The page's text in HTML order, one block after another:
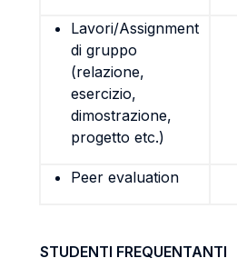
Lavori/Assignment
di gruppo
(relazione,
esercizio,
dimostrazione,
progetto etc.)
Peer evaluation
STUDENTI FREQUENTANTI